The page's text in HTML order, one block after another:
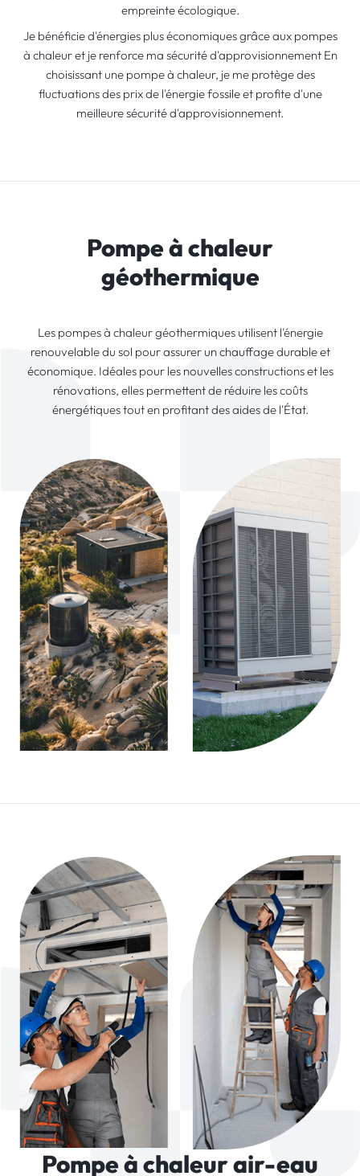
empreinte écologique.
Je bénéficie d'énergies plus économiques grâce aux pompes
à chaleur et je renforce ma sécurité d'approvisionnement En
choisissant une pompe à chaleur, je me protège des
fluctuations des prix de l'énergie fossile et profite d'une
meilleure sécurité d'approvisionnement.
Pompe à chaleur
géothermique
Les pompes à chaleur géothermiques utilisent l'énergie
renouvelable du sol pour assurer un chauffage durable et
économique. Idéales pour les nouvelles constructions et les
rénovations, elles permettent de réduire les coûts
énergétiques tout en profitant des aides de l'État.
Pompe à chaleur air-eau